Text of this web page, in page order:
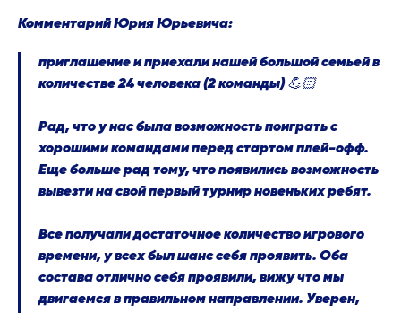
Комментарий Юрия Юрьевича:
приглашение и приехали нашей большой семьей в
количестве 24 человека (2 команды) 💪🏻
Рад, что у нас была возможность поиграть с
хорошими командами перед стартом плей-офф.
Еще больше рад тому, что появились возможность
вывезти на свой первый турнир новеньких ребят.
Все получали достаточное количество игрового
времени, у всех был шанс себя проявить. Оба
состава отлично себя проявили, вижу что мы
двигаемся в правильном направлении. Уверен,